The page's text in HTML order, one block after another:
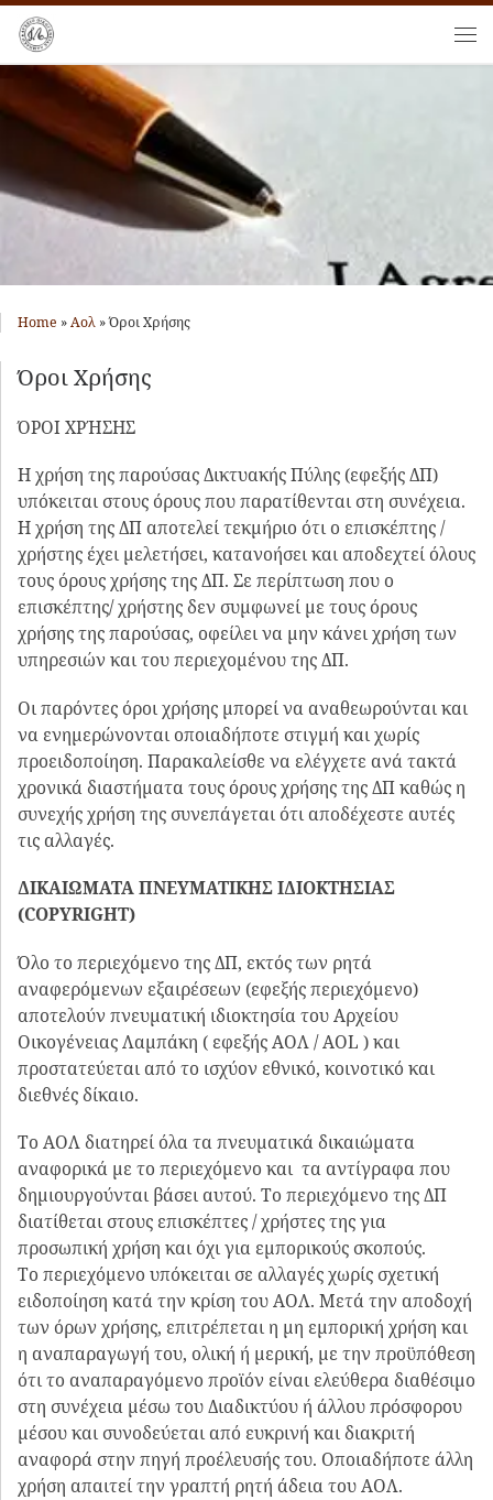
Skip to content
Home »Αολ »Όροι Χρήσης
Όροι Χρήσης
ΌΡΟΙ ΧΡΉΣΗΣ
Η χρήση της παρούσας Δικτυακής Πύλης (εφεξής ΔΠ)
υπόκειται στους όρους που παρατίθενται στη συνέχεια.
Η χρήση της ΔΠ αποτελεί τεκμήριο ότι ο επισκέπτης /
χρήστης έχει μελετήσει, κατανοήσει και αποδεχτεί όλους
τους όρους χρήσης της ΔΠ. Σε περίπτωση που ο
επισκέπτης/ χρήστης δεν συμφωνεί με τους όρους
χρήσης της παρούσας, οφείλει να μην κάνει χρήση των
υπηρεσιών και του περιεχομένου της ΔΠ.
Οι παρόντες όροι χρήσης μπορεί να αναθεωρούνται και
να ενημερώνονται οποιαδήποτε στιγμή και χωρίς
προειδοποίηση. Παρακαλείσθε να ελέγχετε ανά τακτά
χρονικά διαστήματα τους όρους χρήσης της ΔΠ καθώς η
συνεχής χρήση της συνεπάγεται ότι αποδέχεστε αυτές
τις αλλαγές.
ΔΙΚΑΙΩΜΑΤΑ ΠΝΕΥΜΑΤΙΚΗΣ ΙΔΙΟΚΤΗΣΙΑΣ
(COPYRIGHT)
Όλο το περιεχόμενο της ΔΠ, εκτός των ρητά
αναφερόμενων εξαιρέσεων (εφεξής περιεχόμενο)
αποτελούν πνευματική ιδιοκτησία του Αρχείου
Οικογένειας Λαμπάκη ( εφεξής ΑΟΛ / AOL ) και
προστατεύεται από το ισχύον εθνικό, κοινοτικό και
διεθνές δίκαιο.
Το AOΛ διατηρεί όλα τα πνευματικά δικαιώματα
αναφορικά με το περιεχόμενο και τα αντίγραφα που
δημιουργούνται βάσει αυτού. Το περιεχόμενο της ΔΠ
διατίθεται στους επισκέπτες / χρήστες της για
προσωπική χρήση και όχι για εμπορικούς σκοπούς.
Το περιεχόμενο υπόκειται σε αλλαγές χωρίς σχετική
ειδοποίηση κατά την κρίση του ΑΟΛ. Μετά την αποδοχή
των όρων χρήσης, επιτρέπεται η μη εμπορική χρήση και
η αναπαραγωγή του, ολική ή μερική, με την προϋπόθεση
ότι το αναπαραγόμενο προϊόν είναι ελεύθερα διαθέσιμο
στη συνέχεια μέσω του Διαδικτύου ή άλλου πρόσφορου
μέσου και συνοδεύεται από ευκρινή και διακριτή
αναφορά στην πηγή προέλευσής του. Οποιαδήποτε άλλη
χρήση απαιτεί την γραπτή ρητή άδεια του ΑΟΛ.